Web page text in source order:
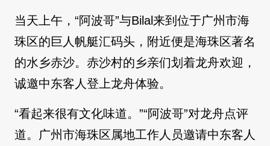
当天上午，“阿波哥”与Bilal来到位于广州市海
珠区的巨人帆艇汇码头，附近便是海珠区著名
的水乡赤沙。赤沙村的乡亲们划着龙舟欢迎，
诚邀中东客人登上龙舟体验。
“看起来很有文化味道。”“阿波哥”对龙舟点评
道。广州市海珠区属地工作人员邀请中东客人